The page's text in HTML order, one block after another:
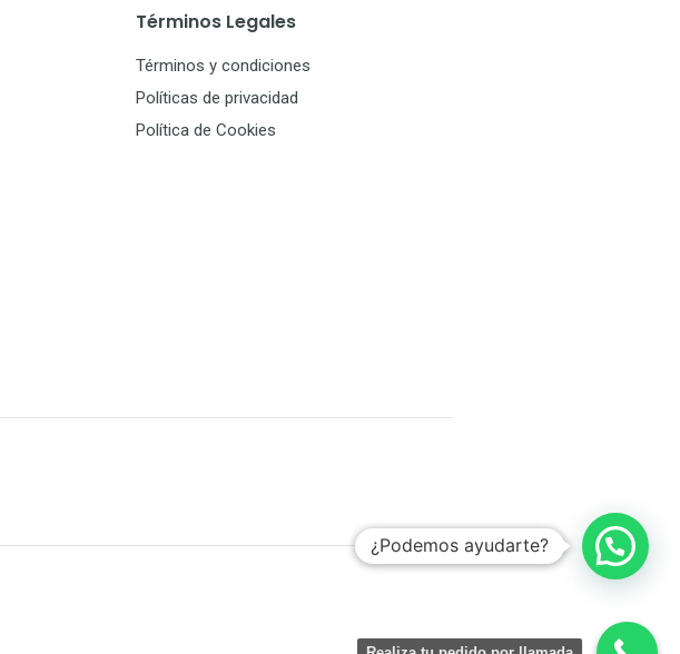
Términos Legales
Términos y condiciones
Políticas de privacidad
Política de Cookies
¿Podemos ayudarte?